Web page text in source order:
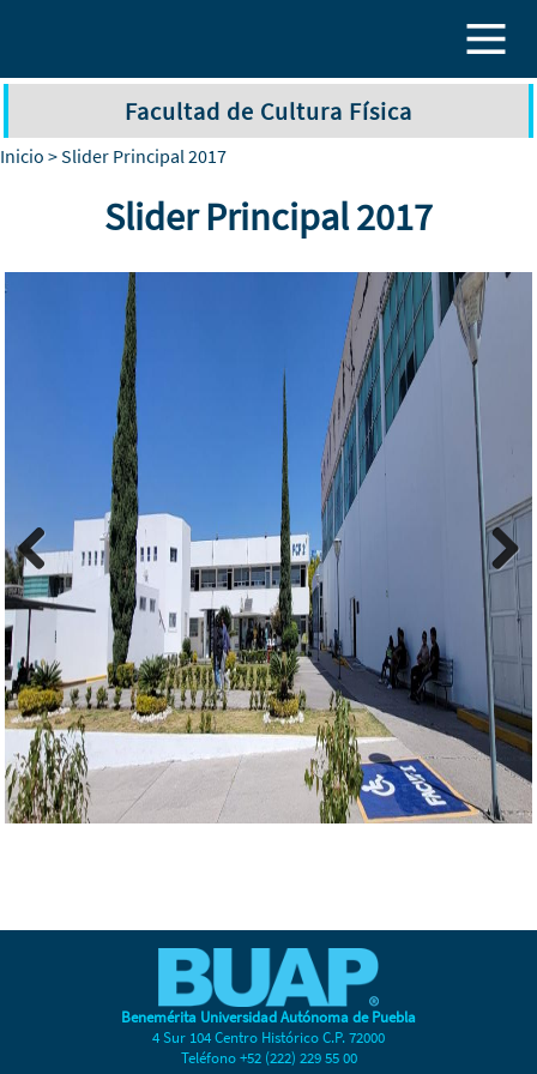
Facultad de Cultura Física
Inicio > Slider Principal 2017
Slider Principal 2017
Previous Next
Benemérita Universidad Autónoma de Puebla
4 Sur 104 Centro Histórico C.P. 72000
Teléfono +52 (222) 229 55 00